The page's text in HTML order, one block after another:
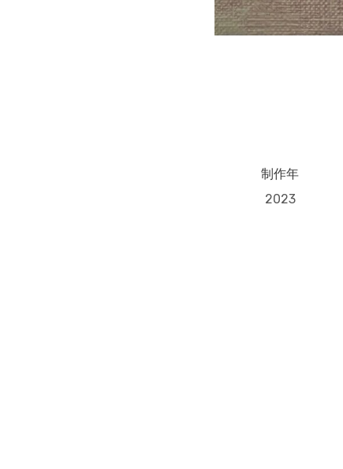
制作年
2023